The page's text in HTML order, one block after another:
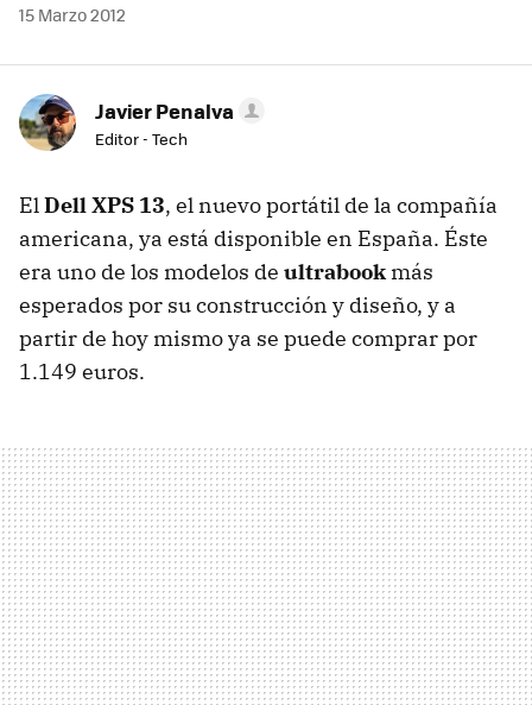
15 Marzo 2012
Javier Penalva
Editor - Tech
ElDellXPS 13, el nuevo portátil de la compañía
americana, ya está disponible en España. Éste
era uno de los modelos de ultrabookmás
esperados por su construcción y diseño, y a
partir de hoy mismo ya se puede comprar por
1.149 euros.